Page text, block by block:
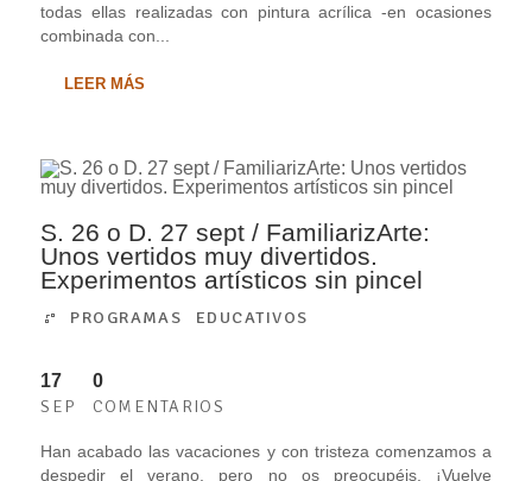
todas ellas realizadas con pintura acrílica -en ocasiones
combinada con...
LEER MÁS
S. 26 o D. 27 sept / FamiliarizArte:
Unos vertidos muy divertidos.
Experimentos artísticos sin pincel
PROGRAMAS EDUCATIVOS
17
SEP
0
COMENTARIOS
Han acabado las vacaciones y con tristeza comenzamos a
despedir el verano, pero no os preocupéis, ¡Vuelve